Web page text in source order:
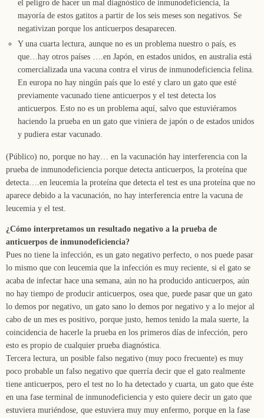
el peligro de hacer un mal diagnóstico de inmunodeficiencia, la
mayoría de estos gatitos a partir de los seis meses son negativos. Se
negativizan porque los anticuerpos desaparecen.
Y una cuarta lectura, aunque no es un problema nuestro o país, es
que…hay otros países ….en Japón, en estados unidos, en australia está
comercializada una vacuna contra el virus de inmunodeficiencia felina.
En europa no hay ningún país que lo esté y claro un gato que esté
previamente vacunado tiene anticuerpos y el test detecta los
anticuerpos. Esto no es un problema aquí, salvo que estuviéramos
haciendo la prueba en un gato que viniera de japón o de estados unidos
y pudiera estar vacunado.
(Público) no, porque no hay… en la vacunación hay interferencia con la
prueba de inmunodeficiencia porque detecta anticuerpos, la proteína que
detecta….en leucemia la proteína que detecta el test es una proteína que no
aparece debido a la vacunación, no hay interferencia entre la vacuna de
leucemia y el test.
¿Cómo interpretamos un resultado negativo a la prueba de
anticuerpos de inmunodeficiencia?
Pues no tiene la infección, es un gato negativo perfecto, o nos puede pasar
lo mismo que con leucemia que la infección es muy reciente, si el gato se
acaba de infectar hace una semana, aún no ha producido anticuerpos, aún
no hay tiempo de producir anticuerpos, osea que, puede pasar que un gato
lo demos por negativo, un gato sano lo demos por negativo y a lo mejor al
cabo de un mes es positivo, porque justo, hemos tenido la mala suerte, la
coincidencia de hacerle la prueba en los primeros días de infección, pero
esto es propio de cualquier prueba diagnóstica.
Tercera lectura, un posible falso negativo (muy poco frecuente) es muy
poco probable un falso negativo que querría decir que el gato realmente
tiene anticuerpos, pero el test no lo ha detectado y cuarta, un gato que éste
en una fase terminal de inmunodeficiencia y esto quiere decir un gato que
estuviera muriéndose, que estuviera muy muy enfermo, porque en la fase